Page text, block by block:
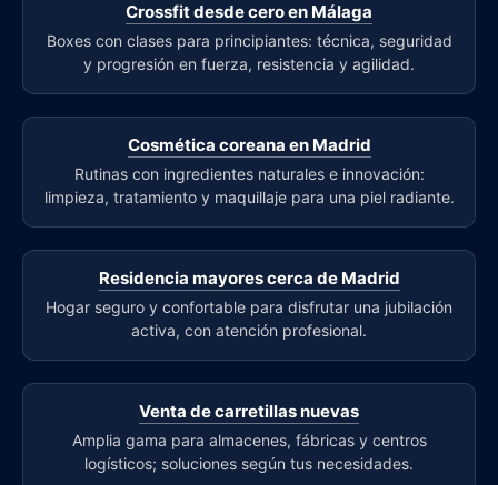
Crossfit desde cero en Málaga
Boxes con clases para principiantes: técnica, seguridad
y progresión en fuerza, resistencia y agilidad.
Cosmética coreana en Madrid
Rutinas con ingredientes naturales e innovación:
limpieza, tratamiento y maquillaje para una piel radiante.
Residencia mayores cerca de Madrid
Hogar seguro y confortable para disfrutar una jubilación
activa, con atención profesional.
Venta de carretillas nuevas
Amplia gama para almacenes, fábricas y centros
logísticos; soluciones según tus necesidades.